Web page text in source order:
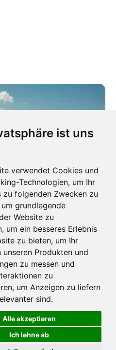
ist uns
verwendet Cookies und
Technologien, um Ihr
zu folgenden Zwecken zu
um grundlegende
Website zu
, um ein besseres Erlebnis
zu bieten, um Ihr
unseren Produkten und
zu messen und
zu
, um Anzeigen zu liefern
sind.
Alle akzeptieren
Ich lehne ab